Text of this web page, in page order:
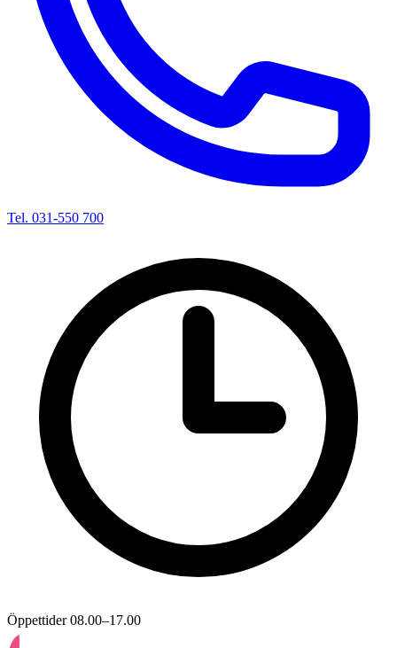
Tel. 031-550 700
Öppettider 08.00–17.00